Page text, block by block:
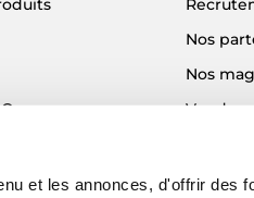
et les annonces, d'offrir des
Nos
Nos
Vendre
Blog